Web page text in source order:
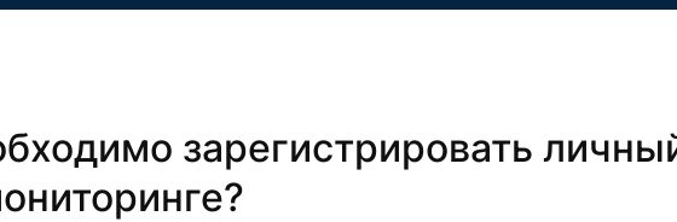
зарегистрировать